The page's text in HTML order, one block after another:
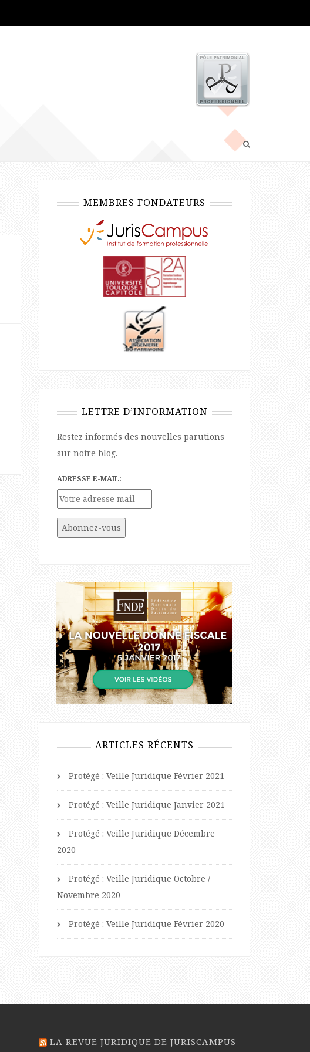
MEMBRES FONDATEURS
LETTRE D’INFORMATION
Restez informés des nouvelles parutions
sur notre blog.
ADRESSE E-MAIL:
ARTICLES RÉCENTS
Protégé : Veille Juridique Février 2021
Protégé : Veille Juridique Janvier 2021
Protégé : Veille Juridique Décembre
2020
Protégé : Veille Juridique Octobre /
Novembre 2020
Protégé : Veille Juridique Février 2020
LA REVUE JURIDIQUE DE JURISCAMPUS